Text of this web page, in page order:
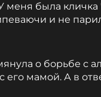
меня была
и не
о борьбе с
его мамой. А в